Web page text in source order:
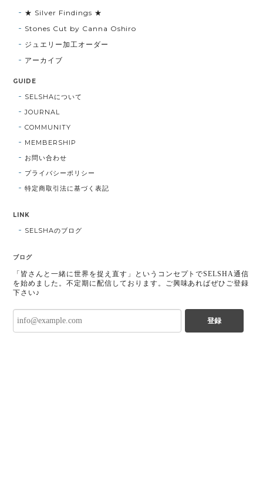
★ Silver Findings ★
Stones Cut by Canna Oshiro
ジュエリー加工オーダー
アーカイブ
GUIDE
SELSHAについて
JOURNAL
COMMUNITY
MEMBERSHIP
お問い合わせ
プライバシーポリシー
特定商取引法に基づく表記
LINK
SELSHAのブログ
ブログ
「皆さんと一緒に世界を捉え直す」というコンセプトでSELSHA通信
を始めました。不定期に配信しております。ご興味あればぜひご登録
下さい♪
登録